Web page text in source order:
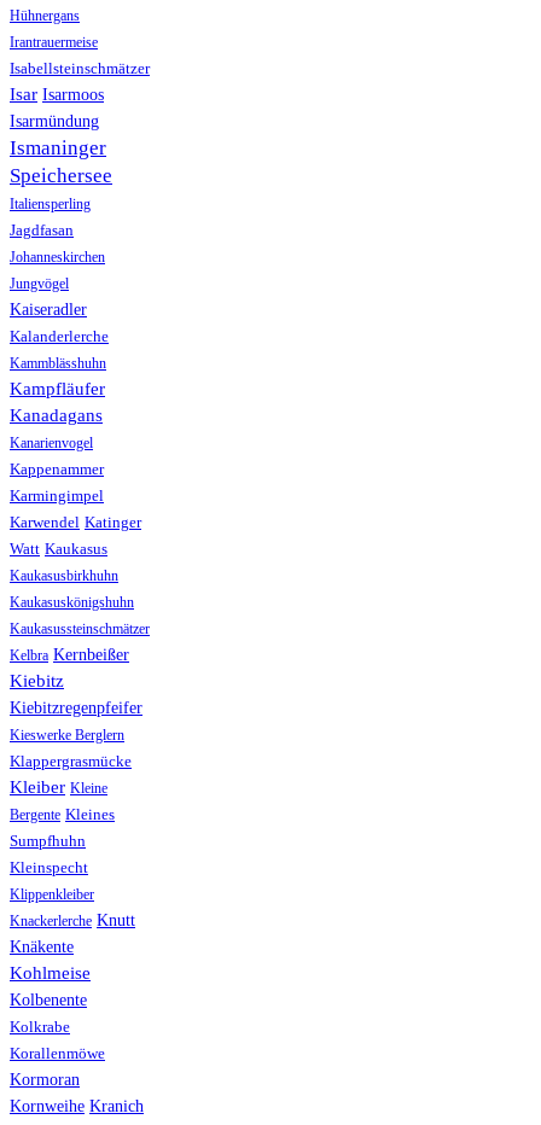
Hühnergans
Irantrauermeise
Isabellsteinschmätzer
Isar Isarmoos
Isarmündung
Ismaninger
Speichersee
Italiensperling
Jagdfasan
Johanneskirchen
Jungvögel
Kaiseradler
Kalanderlerche
Kammblässhuhn
Kampfläufer
Kanadagans
Kanarienvogel
Kappenammer
Karmingimpel
Karwendel Katinger
Watt Kaukasus
Kaukasusbirkhuhn
Kaukasuskönigshuhn
Kaukasussteinschmätzer
Kelbra Kernbeißer
Kiebitz
Kiebitzregenpfeifer
Kieswerke Berglern
Klappergrasmücke
Kleiber Kleine
Bergente Kleines
Sumpfhuhn
Kleinspecht
Klippenkleiber
Knackerlerche Knutt
Knäkente
Kohlmeise
Kolbenente
Kolkrabe
Korallenmöwe
Kormoran
Kornweihe Kranich